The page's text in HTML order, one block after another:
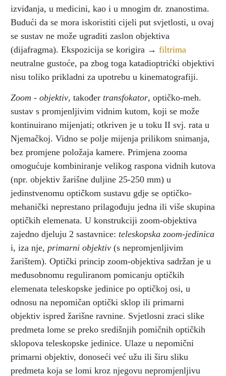
izviđanja, u medicini, kao i u mnogim dr. znanostima.
Budući da se mora iskoristiti cijeli put svjetlosti, u ovaj
se sustav ne može ugraditi zaslon objektiva
(dijafragma). Ekspozicija se korigira → filtrima
neutralne gustoće, pa zbog toga katadioptrićki objektivi
nisu toliko prikladni za upotrebu u kinematografiji.
Zoom - objektiv, također transfokator, optičko-meh.
sustav s promjenljivim vidnim kutom, koji se može
kontinuirano mijenjati; otkriven je u toku II svj. rata u
Njemačkoj. Vidno se polje mijenja prilikom snimanja,
bez promjene položaja kamere. Primjena zooma
omogućuje kombiniranje velikog raspona vidnih kutova
(npr. objektiv žarišne duljine 25-250 mm) u
jedinstvenomu optičkom sustavu gdje se optičko-
mehanički neprestano prilagođuju jedna ili više skupina
optičkih elemenata. U konstrukciji zoom-objektiva
zajedno djeluju 2 sastavnice: teleskopska zoom-jedinica
i, iza nje, primarni objektiv (s nepromjenljivim
žarištem). Optički princip zoom-objektiva sadržan je u
međusobnomu reguliranom pomicanju optičkih
elemenata teleskopske jedinice po optičkoj osi, u
odnosu na nepomičan optički sklop ili primarni
objektiv ispred žarišne ravnine. Svjetlosni zraci slike
predmeta lome se preko središnjih pomičnih optičkih
sklopova teleskopske jedinice. Ulaze u nepomični
primarni objektiv, donoseći već užu ili širu sliku
predmeta koja se lomi kroz njegovu nepromjenljivu